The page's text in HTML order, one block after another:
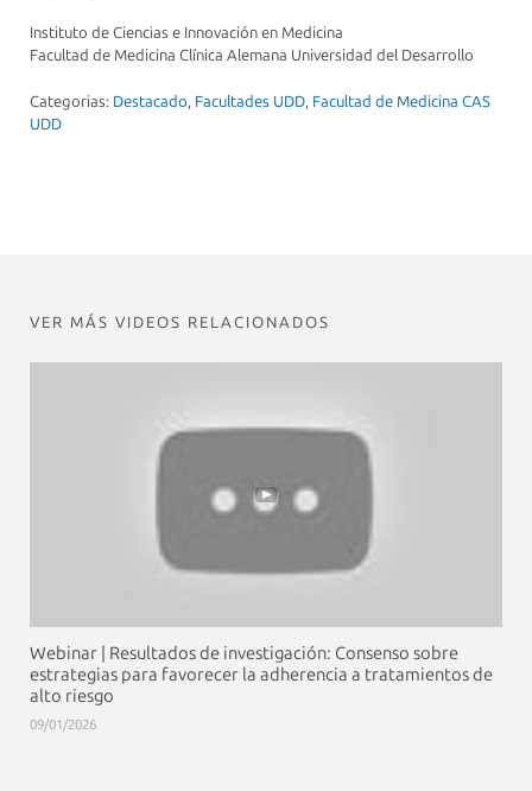
Instituto de Ciencias e Innovación en Medicina
Facultad de Medicina Clínica Alemana Universidad del Desarrollo
Categorias: Destacado, Facultades UDD, Facultad de Medicina CAS
UDD
VER MÁS VIDEOS RELACIONADOS
Webinar | Resultados de investigación: Consenso sobre
estrategias para favorecer la adherencia a tratamientos de
alto riesgo
09/01/2026